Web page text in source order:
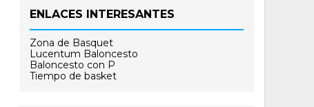
ENLACES INTERESANTES
Zona de Basquet
Lucentum Baloncesto
Baloncesto con P
Tiempo de basket